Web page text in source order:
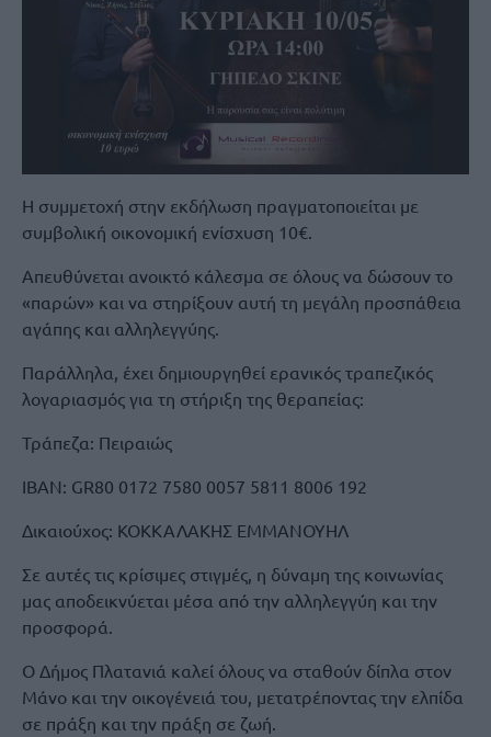
Η συμμετοχή στην εκδήλωση πραγματοποιείται με
συμβολική οικονομική ενίσχυση 10€.
Απευθύνεται ανοικτό κάλεσμα σε όλους να δώσουν το
«παρών» και να στηρίξουν αυτή τη μεγάλη προσπάθεια
αγάπης και αλληλεγγύης.
Παράλληλα, έχει δημιουργηθεί ερανικός τραπεζικός
λογαριασμός για τη στήριξη της θεραπείας:
Τράπεζα: Πειραιώς
IBAN: GR80 0172 7580 0057 5811 8006 192
Δικαιούχος: ΚΟΚΚΑΛΑΚΗΣ ΕΜΜΑΝΟΥΗΛ
Σε αυτές τις κρίσιμες στιγμές, η δύναμη της κοινωνίας
μας αποδεικνύεται μέσα από την αλληλεγγύη και την
προσφορά.
Ο Δήμος Πλατανιά καλεί όλους να σταθούν δίπλα στον
Μάνο και την οικογένειά του, μετατρέποντας την ελπίδα
σε πράξη και την πράξη σε ζωή.